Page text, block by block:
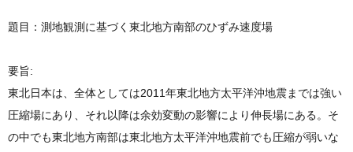
題目：測地観測に基づく東北地方南部のひずみ速度場
要旨:
東北日本は、全体としては2011年東北地方太平洋沖地震までは強い
圧縮場にあり、それ以降は余効変動の影響により伸長場にある。そ
の中でも東北地方南部は東北地方太平洋沖地震前でも圧縮が弱いな